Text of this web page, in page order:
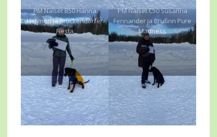
PM Naiset B50 Hanna
Helynen ja Brückendorfer
Fiesta
PM Naiset C50 Susanna
Fennander ja Brufinn Pure
Madness